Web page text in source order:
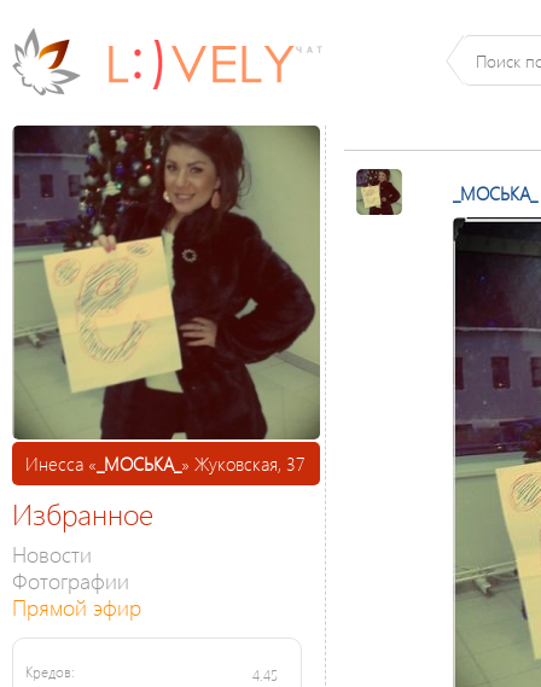
Инесса « _МОСЬКА_ » Жуковская, 37
Избранное
Новости
Фотографии
Прямой эфир
Кредов: 4.45
_МОСЬКА_